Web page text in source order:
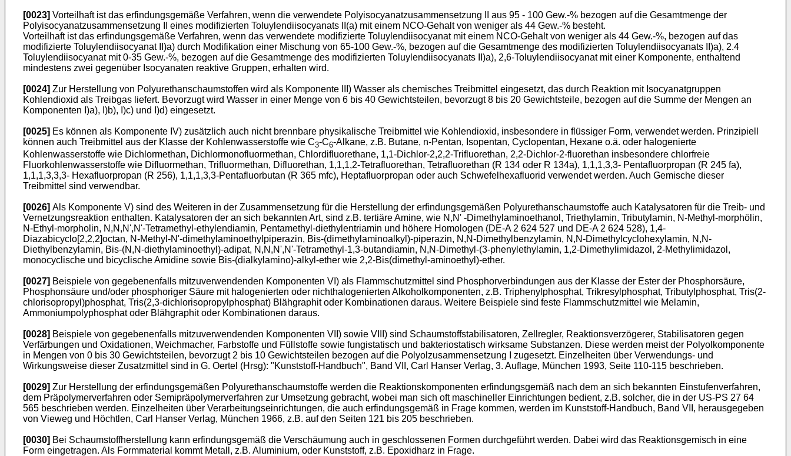
[0023] Vorteilhaft ist das erfindungsgemäße Verfahren, wenn die verwendete Polyisocyanatzusammensetzung II aus 95 - 100 Gew.-% bezogen auf die Gesamtmenge der
Polyisocyanatzusammensetzung II eines modifizierten Toluylendiisocyanats II(a) mit einem NCO-Gehalt von weniger als 44 Gew.-% besteht.
Vorteilhaft ist das erfindungsgemäße Verfahren, wenn das verwendete modifizierte Toluylendiisocyanat mit einem NCO-Gehalt von weniger als 44 Gew.-%, bezogen auf das
modifizierte Toluylendiisocyanat II)a) durch Modifikation einer Mischung von 65-100 Gew.-%, bezogen auf die Gesamtmenge des modifizierten Toluylendiisocyanats II)a), 2.4
Toluylendiisocyanat mit 0-35 Gew.-%, bezogen auf die Gesamtmenge des modifizierten Toluylendiisocyanats II)a), 2,6-Toluylendiisocyanat mit einer Komponente, enthaltend
mindestens zwei gegenüber Isocyanaten reaktive Gruppen, erhalten wird.
[0024] Zur Herstellung von Polyurethanschaumstoffen wird als Komponente III) Wasser als chemisches Treibmittel eingesetzt, das durch Reaktion mit Isocyanatgruppen
Kohlendioxid als Treibgas liefert. Bevorzugt wird Wasser in einer Menge von 6 bis 40 Gewichtsteilen, bevorzugt 8 bis 20 Gewichtsteile, bezogen auf die Summe der Mengen an
Komponenten I)a), I)b), I)c) und I)d) eingesetzt.
[0025] Es können als Komponente IV) zusätzlich auch nicht brennbare physikalische Treibmittel wie Kohlendioxid, insbesondere in flüssiger Form, verwendet werden. Prinzipiell
können auch Treibmittel aus der Klasse der Kohlenwasserstoffe wie C3-C6-Alkane, z.B. Butane, n-Pentan, Isopentan, Cyclopentan, Hexane o.ä. oder halogenierte
Kohlenwasserstoffe wie Dichlormethan, Dichlormonofluormethan, Chlordifluorethane, 1,1-Dichlor-2,2,2-Trifluorethan, 2,2-Dichlor-2-fluorethan insbesondere chlorfreie
Fluorkohlenwasserstoffe wie Difluormethan, Trifluormethan, Difluorethan, 1,1,1,2-Tetrafluorethan, Tetrafluorethan (R 134 oder R 134a), 1,1,1,3,3- Pentafluorpropan (R 245 fa),
1,1,1,3,3,3- Hexafluorpropan (R 256), 1,1,1,3,3-Pentafluorbutan (R 365 mfc), Heptafluorpropan oder auch Schwefelhexafluorid verwendet werden. Auch Gemische dieser
Treibmittel sind verwendbar.
[0026] Als Komponente V) sind des Weiteren in der Zusammensetzung für die Herstellung der erfindungsgemäßen Polyurethanschaumstoffe auch Katalysatoren für die Treib- und
Vernetzungsreaktion enthalten. Katalysatoren der an sich bekannten Art, sind z.B. tertiäre Amine, wie N,N' -Dimethylaminoethanol, Triethylamin, Tributylamin, N-Methyl-morphölin,
N-Ethyl-morpholin, N,N,N',N'-Tetramethyl-ethylendiamin, Pentamethyl-diethylentriamin und höhere Homologen (DE-A 2 624 527 und DE-A 2 624 528), 1,4-
Diazabicyclo[2,2,2]octan, N-Methyl-N'-dimethylaminoethylpiperazin, Bis-(dimethylaminoalkyl)-piperazin, N,N-Dimethylbenzylamin, N,N-Dimethylcyclohexylamin, N,N-
Diethylbenzylamin, Bis-(N,N-diethylaminoethyl)-adipat, N,N,N',N'-Tetramethyl-1,3-butandiamin, N,N-Dimethyl-(3-phenylethylamin, 1,2-Dimethylimidazol, 2-Methylimidazol,
monocyclische und bicyclische Amidine sowie Bis-(dialkylamino)-alkyl-ether wie 2,2-Bis(dimethyl-aminoethyl)-ether.
[0027] Beispiele von gegebenenfalls mitzuverwendenden Komponenten VI) als Flammschutzmittel sind Phosphorverbindungen aus der Klasse der Ester der Phosphorsäure,
Phosphonsäure und/oder phosphoriger Säure mit halogenierten oder nichthalogenierten Alkoholkomponenten, z.B. Triphenylphosphat, Trikresylphosphat, Tributylphosphat, Tris(2-
chlorisopropyl)phosphat, Tris(2,3-dichlorisopropylphosphat) Blähgraphit oder Kombinationen daraus. Weitere Beispiele sind feste Flammschutzmittel wie Melamin,
Ammoniumpolyphosphat oder Blähgraphit oder Kombinationen daraus.
[0028] Beispiele von gegebenenfalls mitzuverwendenden Komponenten VII) sowie VIII) sind Schaumstoffstabilisatoren, Zellregler, Reaktionsverzögerer, Stabilisatoren gegen
Verfärbungen und Oxidationen, Weichmacher, Farbstoffe und Füllstoffe sowie fungistatisch und bakteriostatisch wirksame Substanzen. Diese werden meist der Polyolkomponente
in Mengen von 0 bis 30 Gewichtsteilen, bevorzugt 2 bis 10 Gewichtsteilen bezogen auf die Polyolzusammensetzung I zugesetzt. Einzelheiten über Verwendungs- und
Wirkungsweise dieser Zusatzmittel sind in G. Oertel (Hrsg): "Kunststoff-Handbuch", Band VII, Carl Hanser Verlag, 3. Auflage, München 1993, Seite 110-115 beschrieben.
[0029] Zur Herstellung der erfindungsgemäßen Polyurethanschaumstoffe werden die Reaktionskomponenten erfindungsgemäß nach dem an sich bekannten Einstufenverfahren,
dem Präpolymerverfahren oder Semipräpolymerverfahren zur Umsetzung gebracht, wobei man sich oft maschineller Einrichtungen bedient, z.B. solcher, die in der US-PS 27 64
565 beschrieben werden. Einzelheiten über Verarbeitungseinrichtungen, die auch erfindungsgemäß in Frage kommen, werden im Kunststoff-Handbuch, Band VII, herausgegeben
von Vieweg und Höchtlen, Carl Hanser Verlag, München 1966, z.B. auf den Seiten 121 bis 205 beschrieben.
[0030] Bei Schaumstoffherstellung kann erfindungsgemäß die Verschäumung auch in geschlossenen Formen durchgeführt werden. Dabei wird das Reaktionsgemisch in eine
Form eingetragen. Als Formmaterial kommt Metall, z.B. Aluminium, oder Kunststoff, z.B. Epoxidharz in Frage.